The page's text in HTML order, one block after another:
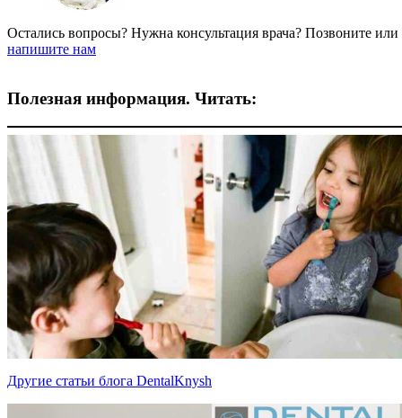
Остались вопросы? Нужна консультация врача? Позвоните или
напишите нам
Полезная информация. Читать:
Другие статьи блога DentalKnysh